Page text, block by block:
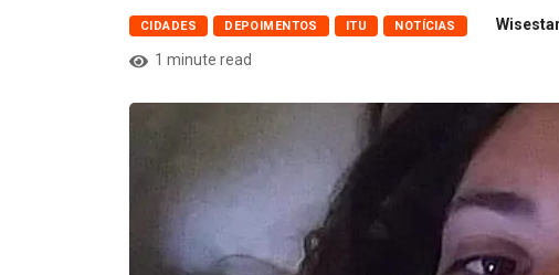
CIDADES DEPOIMENTOS ITU NOTÍCIAS
1 minute read